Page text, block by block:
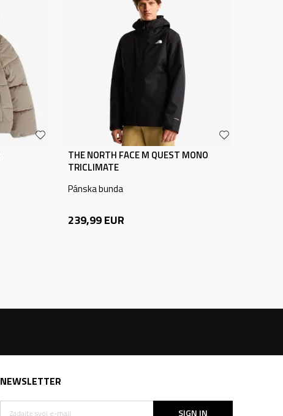
THE NORTH FACE M QUEST MONO
TRICLIMATE
Pánska bunda
239,99EUR
NEWSLETTER
SIGN IN